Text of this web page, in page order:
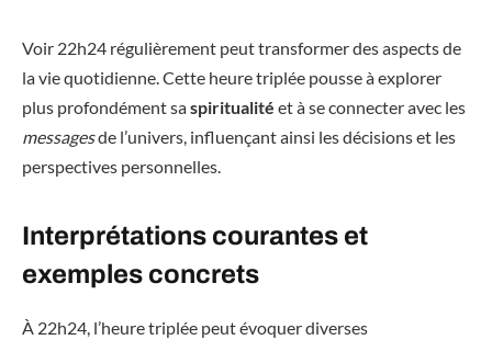
Voir 22h24 régulièrement peut transformer des aspects de
la vie quotidienne. Cette heure triplée pousse à explorer
plus profondément saspiritualité et à se connecter avec les
messagesde l’univers, influençant ainsi les décisions et les
perspectives personnelles.
Interprétations courantes et
exemples concrets
À 22h24, l’heure triplée peut évoquer diverses